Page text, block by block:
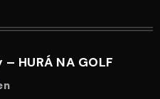
HURÁ NA GOLF